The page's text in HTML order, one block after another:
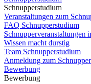
Schnupperstudium
Veranstaltungen zum
FAQ Schnupperstudium
Schnupperveranstaltungen
Wissen macht durstig
Team Schnupperstudium
Anmeldung zum
Bewerbung
Bewerbung